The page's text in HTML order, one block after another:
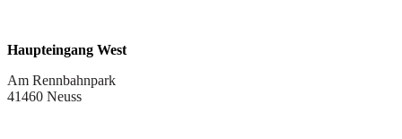
Haupteingang West
Am Rennbahnpark
41460 Neuss